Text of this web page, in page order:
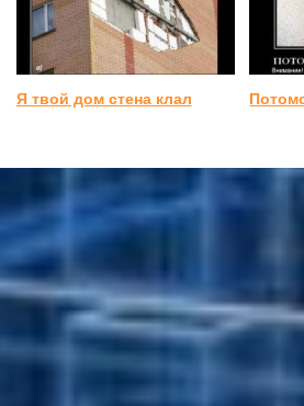
Я твой дом стена клал